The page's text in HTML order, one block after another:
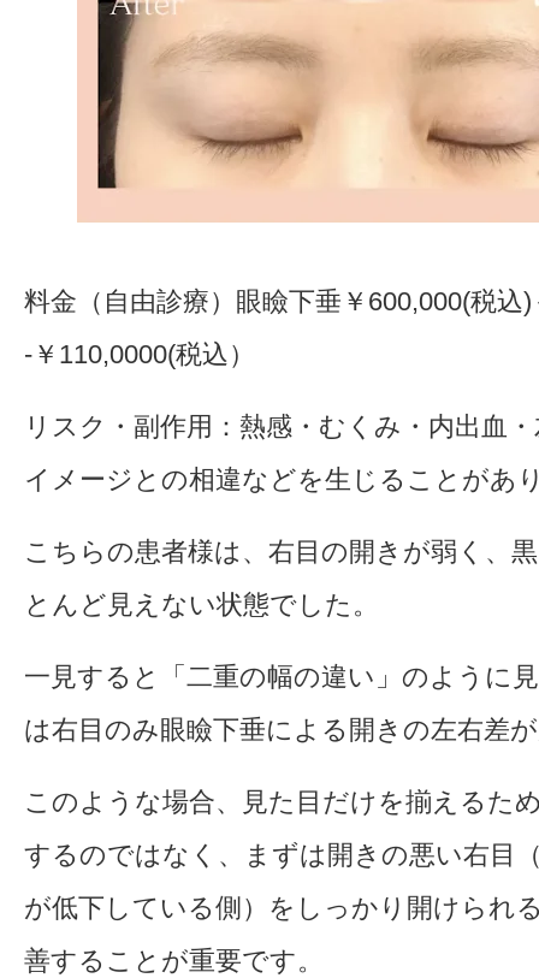
料金（自由診療）眼瞼下垂￥600,000(税込
-￥110,0000(税込）
リスク・副作用：熱感・むくみ・内出血
イメージとの相違などを生じることがあ
こちらの患者様は、右目の開きが弱く、
とんど見えない状態でした。
一見すると「二重の幅の違い」のように
は右目のみ眼瞼下垂による開きの左右差
このような場合、見た目だけを揃えるた
するのではなく、まずは開きの悪い右目
が低下している側）をしっかり開けられ
善することが重要です。